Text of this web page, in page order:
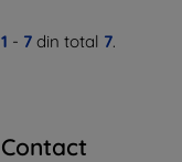
1 - 7 din total 7.
Contact